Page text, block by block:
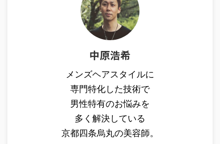
中原浩希
メンズヘアスタイルに
専門特化した技術で
男性特有のお悩みを
多く解決している
京都四条烏丸の美容師。